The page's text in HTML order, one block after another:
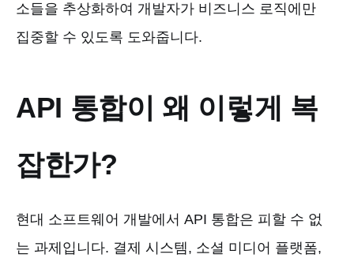
소들을 추상화하여 개발자가 비즈니스 로직에만
집중할 수 있도록 도와줍니다.
API 통합이 왜 이렇게 복
잡한가?
현대 소프트웨어 개발에서 API 통합은 피할 수 없
는 과제입니다. 결제 시스템, 소셜 미디어 플랫폼,